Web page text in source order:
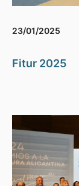
23/01/2025
Fitur 2025